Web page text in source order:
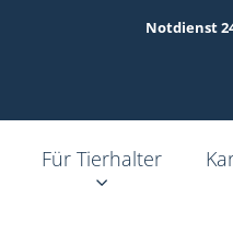
Notdienst
Für Tierhalter